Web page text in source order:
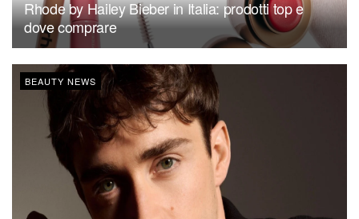
Rhode by Hailey Bieber in Italia: prodotti top e
dove comprare
BEAUTY NEWS